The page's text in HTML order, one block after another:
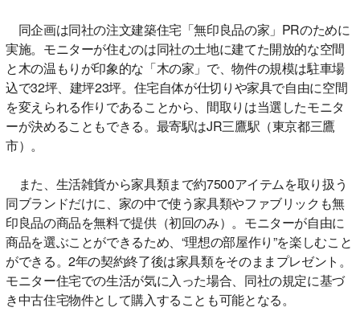
同企画は同社の注文建築住宅「無印良品の家」PRのために
実施。モニターが住むのは同社の土地に建てた開放的な空間
と木の温もりが印象的な「木の家」で、物件の規模は駐車場
込で32坪、建坪23坪。住宅自体が仕切りや家具で自由に空間
を変えられる作りであることから、間取りは当選したモニタ
ーが決めることもできる。最寄駅はJR三鷹駅（東京都三鷹
市）。
また、生活雑貨から家具類まで約7500アイテムを取り扱う
同ブランドだけに、家の中で使う家具類やファブリックも無
印良品の商品を無料で提供（初回のみ）。モニターが自由に
商品を選ぶことができるため、“理想の部屋作り”を楽しむこと
ができる。2年の契約終了後は家具類をそのままプレゼント。
モニター住宅での生活が気に入った場合、同社の規定に基づ
き中古住宅物件として購入することも可能となる。